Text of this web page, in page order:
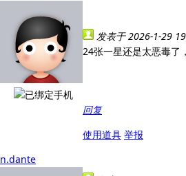
发表于 2026-1-29
24张一星还是太恶毒了
回复
使用道具 举报
n.dante